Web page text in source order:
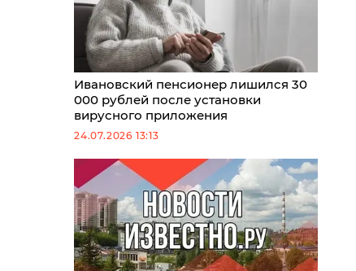
Ивановский пенсионер лишился 30
000 рублей после установки
вирусного приложения
24.07.2026 13:13